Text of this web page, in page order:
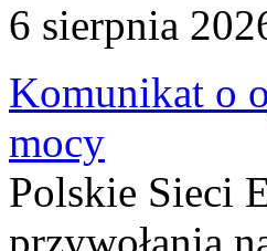
6 sierpnia
Komunikat o
mocy
Polskie Sieci